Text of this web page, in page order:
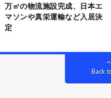
万㎡の物流施設完成、日本エ
マソンや真栄運輸など入居決
定
Back